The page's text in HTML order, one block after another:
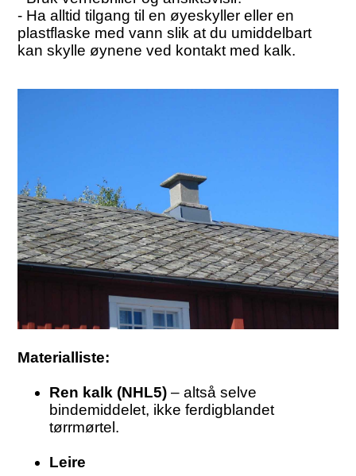
- Ha alltid tilgang til en øyeskyller eller en
plastflaske med vann slik at du umiddelbart
kan skylle øynene ved kontakt med kalk.
Materialliste:
Ren kalk (NHL5) – altså selve
bindemiddelet, ikke ferdigblandet
tørrmørtel.
Leire